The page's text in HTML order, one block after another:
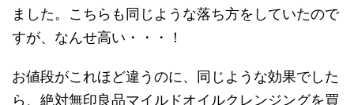
ました。こちらも同じような落ち方をしていたので
すが、なんせ高い・・・！
お値段がこれほど違うのに、同じような効果でした
ら、絶対無印良品マイルドオイルクレンジングを買